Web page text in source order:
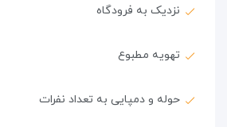
نزدیک به فرودگاه
تهویه مطبوع
حوله و دمپایی به تعداد نفرات